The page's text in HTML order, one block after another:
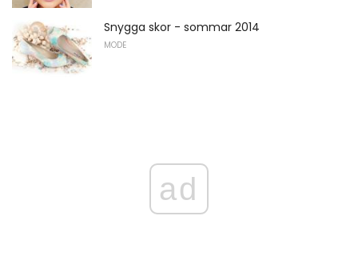
Snygga skor - sommar 2014
MODE
ad